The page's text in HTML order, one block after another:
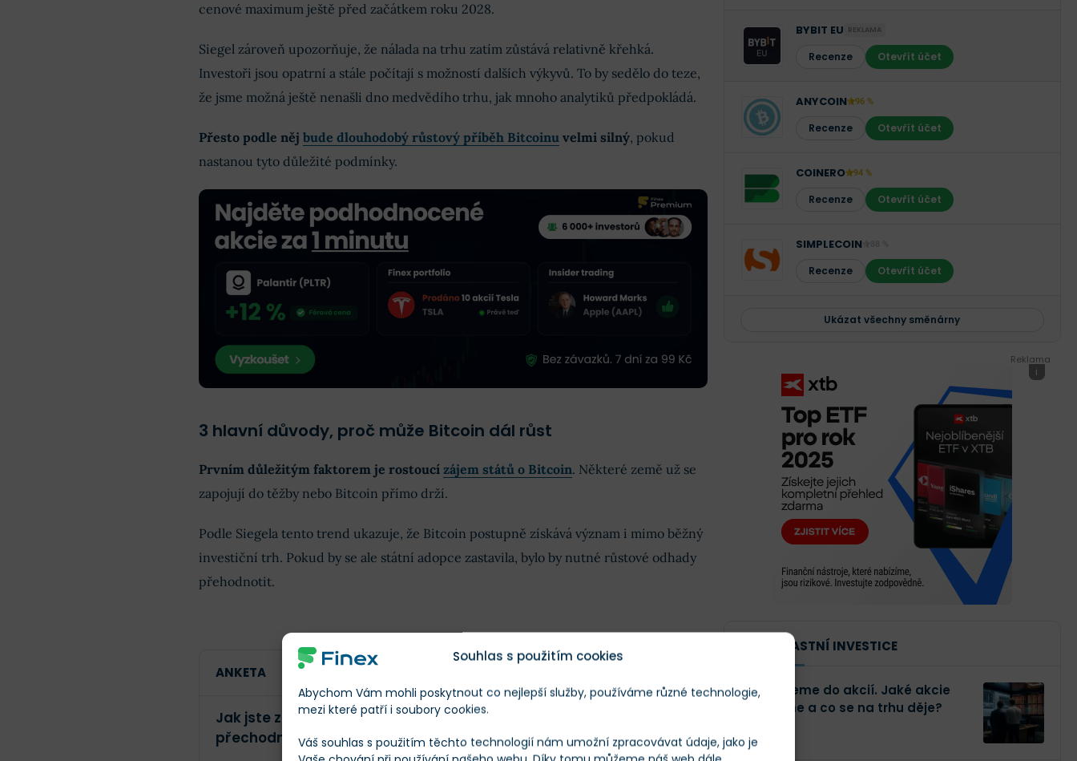
Souhlas s použitím cookies
Abychom Vám mohli poskytnout co nejlepší služby, používáme různé technologie,
mezi které patří i soubory cookies.
Váš souhlas s použitím těchto technologií nám umožní zpracovávat údaje, jako je
cenové maximum ještě před začátkem roku 2028.
Siegel zároveň upozorňuje, že nálada na trhu zatím zůstává relativně křehká.
Investoři jsou opatrní a stále počítají s možností dalších výkyvů. To by sedělo do teze,
že jsme možná ještě nenašli dno medvědího trhu, jak mnoho analytiků předpokládá.
Přesto podle něj bude dlouhodobý růstový příběh Bitcoinuvelmi silný, pokud
nastanou tyto důležité podmínky.
3 hlavní důvody, proč může Bitcoin dál růst
Prvním důležitým faktorem je rostoucí zájem států o Bitcoin. Některé země už se
zapojují do těžby nebo Bitcoin přímo drží.
Podle Siegela tento trend ukazuje, že Bitcoin postupně získává význam i mimo běžný
investiční trh. Pokud by se ale státní adopce zastavila, bylo by nutné růstové odhady
přehodnotit.
ANKETA
Jak jste zareagovali na plný start regulace MiCA a konec
přechodného období (od 1. července)?
BYBIT EU REKLAMA
Recenze Otevřít účet
ANYCOIN 96 %
Recenze Otevřít účet
COINERO 94 %
Recenze Otevřít účet
SIMPLECOIN
Recenze Otevřít účet
Ukázat všechny směnárny
Reklama
i
NAŠE VLASTNÍ INVESTICE
Investujeme do akcií. Jaké akcie
kupujeme a co se na trhu děje?